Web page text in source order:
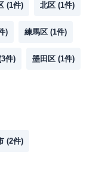
(1件) 北区 (1件)
) 練馬区 (1件)
3件) 墨田区 (1件)
(2件)